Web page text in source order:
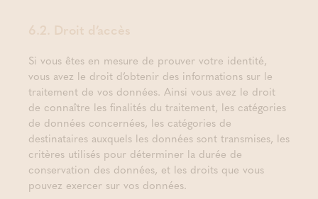
6.2. Droit d’accès
Si vous êtes en mesure de prouver votre identité,
vous avez le droit d’obtenir des informations sur le
traitement de vos données. Ainsi vous avez le droit
de connaître les finalités du traitement, les catégories
de données concernées, les catégories de
destinataires auxquels les données sont transmises, les
critères utilisés pour déterminer la durée de
conservation des données, et les droits que vous
pouvez exercer sur vos données.